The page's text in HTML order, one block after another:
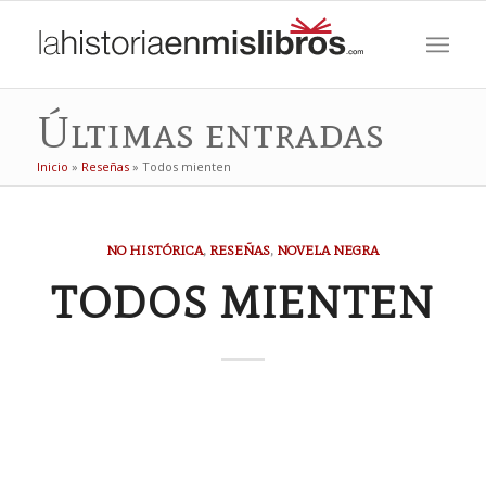
Últimas entradas
Inicio » Reseñas» Todos mienten
NO HISTÓRICA, RESEÑAS, NOVELA NEGRA
TODOS MIENTEN